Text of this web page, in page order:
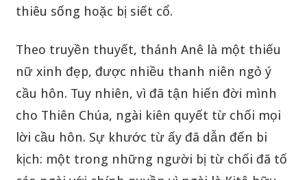
thiêu sống hoặc bị siết cổ.
Theo truyền thuyết, thánh Anê là một thiếu
nữ xinh đẹp, được nhiều thanh niên ngỏ ý
cầu hôn. Tuy nhiên, vì đã tận hiến đời mình
cho Thiên Chúa, ngài kiên quyết từ chối mọi
lời cầu hôn. Sự khước từ ấy đã dẫn đến bi
kịch: một trong những người bị từ chối đã tố